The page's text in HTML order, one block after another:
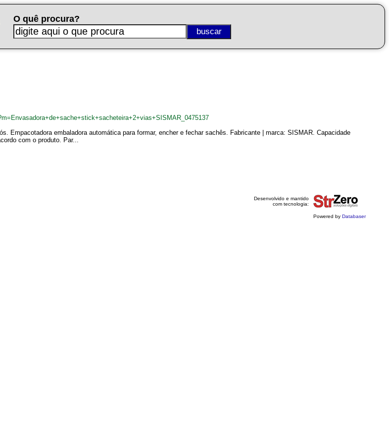
O quê procura?
Empacotadora embaladora automática para formar, encher e fechar sachês. Fabricante | marca: SISMAR. Capacidade
com o produto. Par...
Desenvolvido e mantido
com tecnologia:
Powered by Databaser